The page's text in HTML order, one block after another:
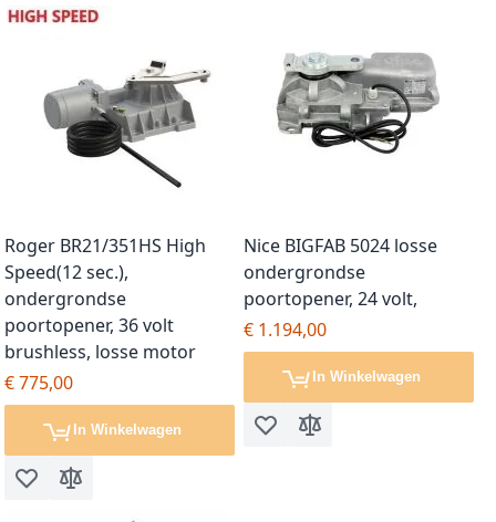
Roger BR21/351HS High
Speed(12 sec.),
ondergrondse
poortopener, 36 volt
brushless, losse motor
€ 775,00
In Winkelwagen
Voeg toe aan verlanglijst
Toevoegen om te vergelijken
Nice BIGFAB 5024 losse
ondergrondse
poortopener, 24 volt,
€ 1.194,00
In Winkelwagen
Voeg toe aan verlanglijst
Toevoegen om te